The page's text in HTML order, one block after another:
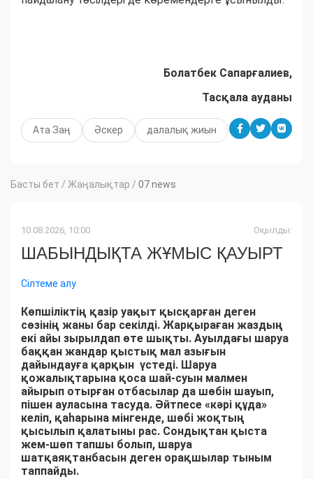
Болатбек Сапарғалиев,
Тасқала ауданы
Ата Заң Әскер далалық жиын
Басты бет / Жаңалықтар / 07 news
10.08.2026, 10:00 Оқылды:
ШАБЫНДЫҚТА ЖҰМЫС ҚАУЫРТ
Сілтеме алу
Көпшіліктің қазір уақыт қысқарған деген
сөзінің жаны бар секілді. Жарқыраған жаздың
екі айы зырылдап өте шықты. Ауылдағы шаруа
баққан жандар қыстық мал азығын
дайындауға қарқын үстеді. Шаруа
қожалықтарына қоса шай-суын малмен
айырып отырған отбасылар да шөбін шауып,
пішен ауласына тасуда. Әйтпесе «кәрі құда»
келіп, қаһарына мінгенде, шөбі жоқтың
қысылып қалатыны рас. Сондықтан қыста
жем-шөп тапшы болып, шаруа
шатқаяқтанбасын деген орақшылар тыным
таппайды.